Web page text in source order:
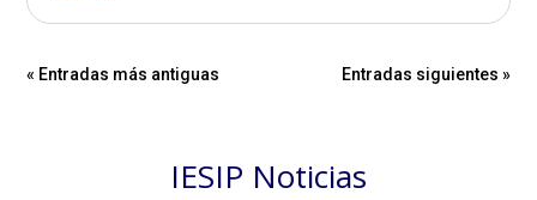
« Entradas más antiguas Entradas siguientes »
IESIP Noticias